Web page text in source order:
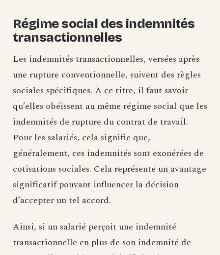
Régime social des indemnités
transactionnelles
Les indemnités transactionnelles, versées après
une rupture conventionnelle, suivent des règles
sociales spécifiques. À ce titre, il faut savoir
qu’elles obéissent au même régime social que les
indemnités de rupture du contrat de travail.
Pour les salariés, cela signifie que,
généralement, ces indemnités sont exonérées de
cotisations sociales. Cela représente un avantage
significatif pouvant influencer la décision
d’accepter un tel accord.
Ainsi, si un salarié perçoit une indemnité
transactionnelle en plus de son indemnité de